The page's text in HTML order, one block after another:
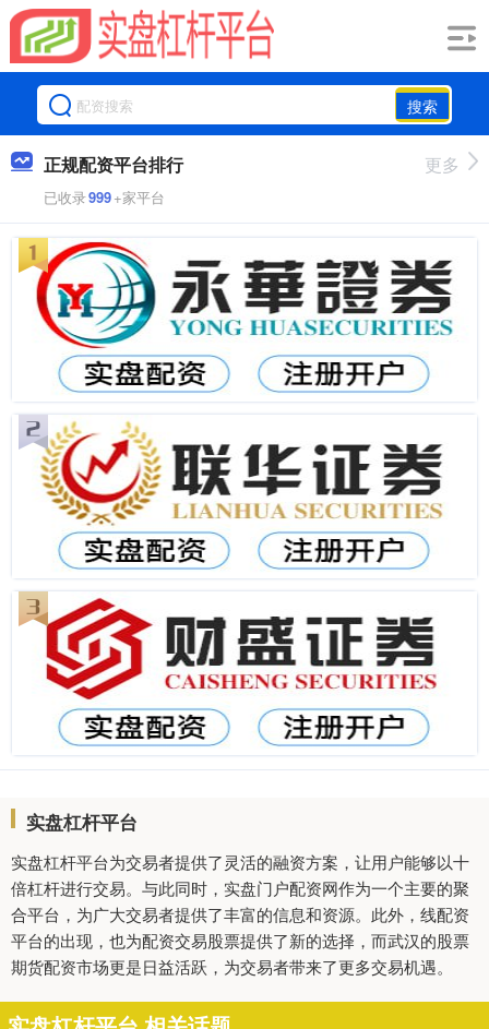
搜索
正规配资平台排行
已收录999+家平台
更多
实盘杠杆平台
实盘杠杆平台为交易者提供了灵活的融资方案，让用户能够以十
倍杠杆进行交易。与此同时，实盘门户配资网作为一个主要的聚
合平台，为广大交易者提供了丰富的信息和资源。此外，线配资
平台的出现，也为配资交易股票提供了新的选择，而武汉的股票
期货配资市场更是日益活跃，为交易者带来了更多交易机遇。